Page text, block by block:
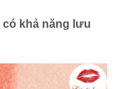
có khả năng lưu